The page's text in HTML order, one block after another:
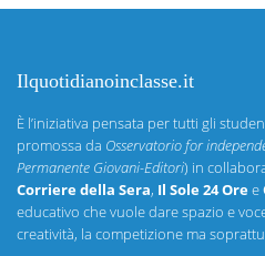
Ilquotidianoinclasse.it
È l’iniziativa pensata per tutti gli
promossa da Osservatorio for
Permanente Giovani-Editori) in
Corriere della Sera, Il Sole 24 Oree
educativo che vuole dare spazio e
creatività, la competizione ma